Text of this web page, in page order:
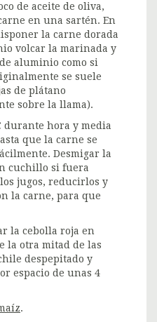
de aceite de oliva,
en una sartén. En
la carne dorada
volcar la marinada y
aluminio como si
se suele
de plátano
sobre la llama).
durante hora y media
que la carne se
Desmigar la
cuchillo si fuera
jugos, reducirlos y
la carne, para que
la cebolla roja en
la otra mitad de las
despepitado y
espacio de unas 4
.